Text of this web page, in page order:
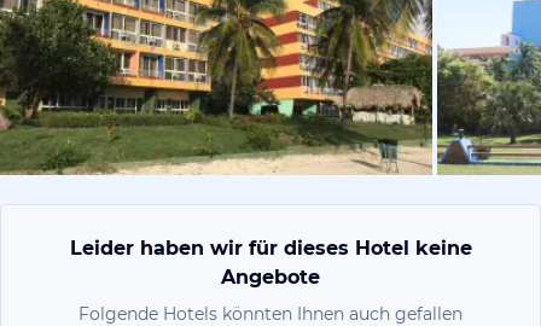
von Uta,
Leider haben wir für dieses Hotel keine
Angebote
Folgende Hotels könnten Ihnen auch gefallen